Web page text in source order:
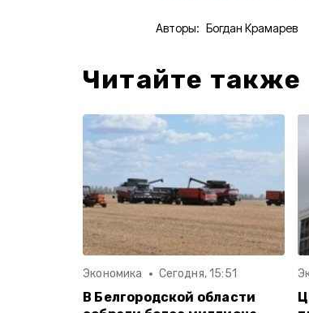
Авторы: Богдан Крамарев
Читайте также
Экономика Сегодня, 15:51
В Белгородской области